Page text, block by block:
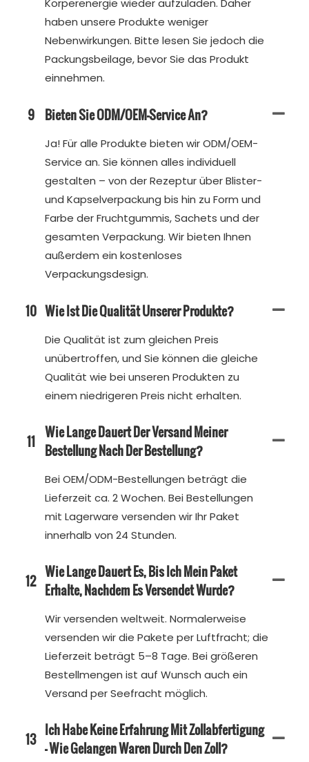
Körperenergie wieder aufzuladen. Daher
haben unsere Produkte weniger
Nebenwirkungen. Bitte lesen Sie jedoch die
Packungsbeilage, bevor Sie das Produkt
einnehmen.
9 Bieten Sie ODM/OEM-Service An?
Ja! Für alle Produkte bieten wir ODM/OEM-
Service an. Sie können alles individuell
gestalten – von der Rezeptur über Blister-
und Kapselverpackung bis hin zu Form und
Farbe der Fruchtgummis, Sachets und der
gesamten Verpackung. Wir bieten Ihnen
außerdem ein kostenloses
Verpackungsdesign.
10 Wie Ist Die Qualität Unserer Produkte?
Die Qualität ist zum gleichen Preis
unübertroffen, und Sie können die gleiche
Qualität wie bei unseren Produkten zu
einem niedrigeren Preis nicht erhalten.
11 Wie Lange Dauert Der Versand Meiner
Bestellung Nach Der Bestellung?
Bei OEM/ODM-Bestellungen beträgt die
Lieferzeit ca. 2 Wochen. Bei Bestellungen
mit Lagerware versenden wir Ihr Paket
innerhalb von 24 Stunden.
12 Wie Lange Dauert Es, Bis Ich Mein Paket
Erhalte, Nachdem Es Versendet Wurde?
Wir versenden weltweit. Normalerweise
versenden wir die Pakete per Luftfracht; die
Lieferzeit beträgt 5–8 Tage. Bei größeren
Bestellmengen ist auf Wunsch auch ein
Versand per Seefracht möglich.
13 Ich Habe Keine Erfahrung Mit Zollabfertigung
– Wie Gelangen Waren Durch Den Zoll?